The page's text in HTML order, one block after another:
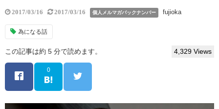
2017/03/16 2017/03/16 個人メルマガバックナンバー fujioka
為になる話
この記事は約 5 分で読めます。 4,329 Views
0